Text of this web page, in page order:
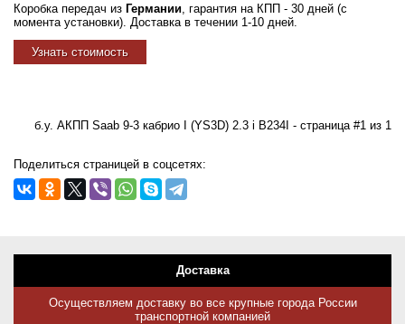
Коробка передач из Германии , гарантия на КПП - 30 дней (с
момента установки). Доставка в течении 1-10 дней.
Узнать стоимость
б.у. АКПП Saab 9-3 кабрио I (YS3D) 2.3 i B234I - страница #1 из 1
Поделиться страницей в соцсетях:
Доставка
Осуществляем доставку во все крупные города России
транспортной компанией